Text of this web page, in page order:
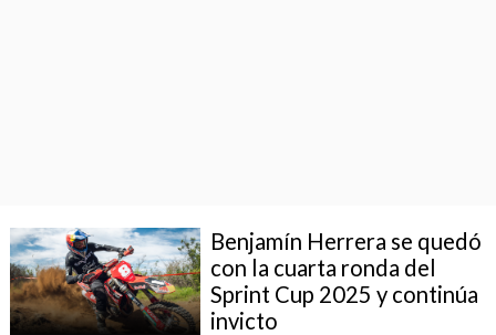
Benjamín Herrera se quedó
con la cuarta ronda del
Sprint Cup 2025 y continúa
invicto